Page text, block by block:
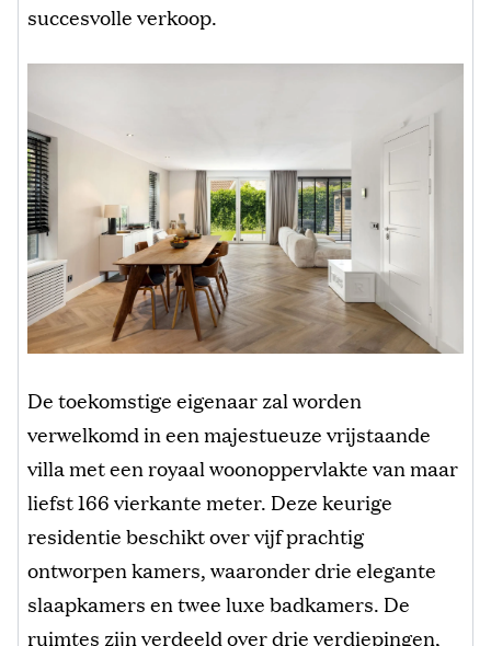
succesvolle verkoop.
De toekomstige eigenaar zal worden
verwelkomd in een majestueuze vrijstaande
villa met een royaal woonoppervlakte van maar
liefst 166 vierkante meter. Deze keurige
residentie beschikt over vijf prachtig
ontworpen kamers, waaronder drie elegante
slaapkamers en twee luxe badkamers. De
ruimtes zijn verdeeld over drie verdiepingen,